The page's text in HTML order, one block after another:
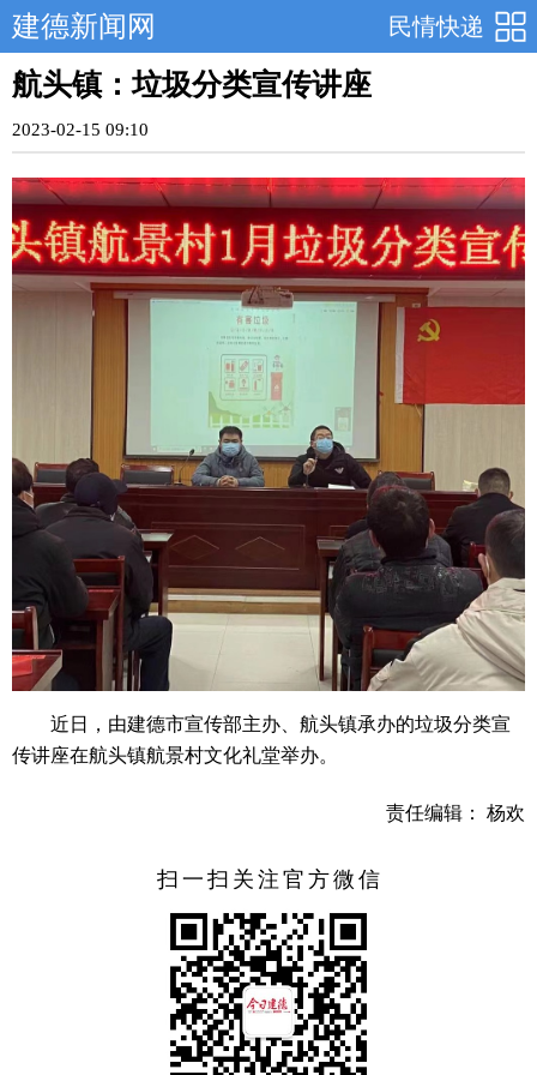
民情快递
建德新闻网
航头镇：垃圾分类宣传讲座
2023-02-15 09:10
近日，由建德市宣传部主办、航头镇承办的垃圾分类宣
传讲座在航头镇航景村文化礼堂举办。
责任编辑： 杨欢
扫一扫关注官方微信